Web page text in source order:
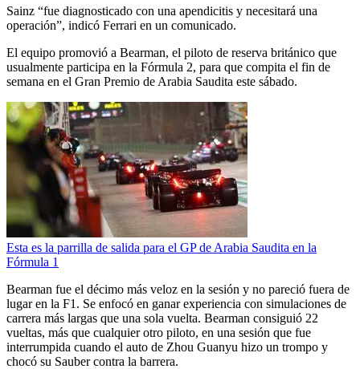
Sainz “fue diagnosticado con una apendicitis y necesitará una
operación”, indicó Ferrari en un comunicado.
El equipo promovió a Bearman, el piloto de reserva británico que
usualmente participa en la Fórmula 2, para que compita el fin de
semana en el Gran Premio de Arabia Saudita este sábado.
Esta es la parrilla de salida para el GP de Arabia Saudita en la
Fórmula 1
Bearman fue el décimo más veloz en la sesión y no pareció fuera de
lugar en la F1. Se enfocó en ganar experiencia con simulaciones de
carrera más largas que una sola vuelta. Bearman consiguió 22
vueltas, más que cualquier otro piloto, en una sesión que fue
interrumpida cuando el auto de Zhou Guanyu hizo un trompo y
chocó su Sauber contra la barrera.